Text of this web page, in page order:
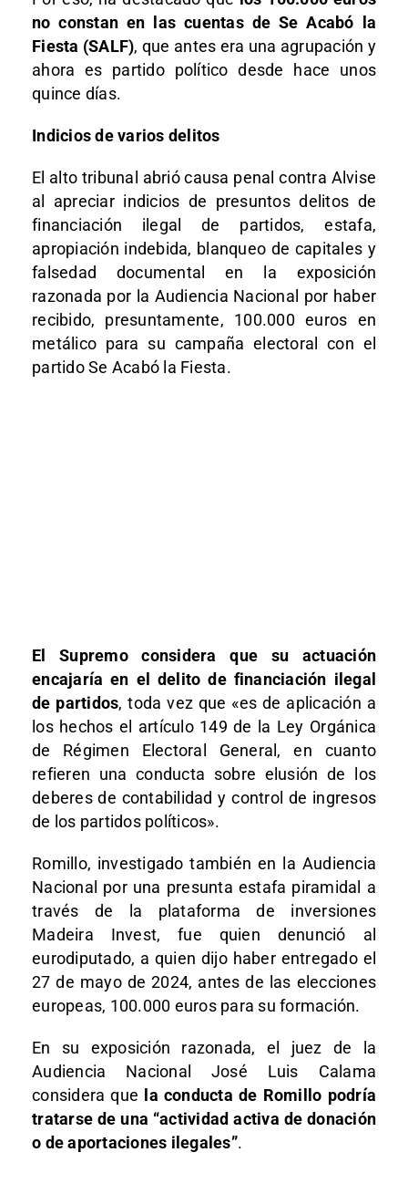
no constan en las cuentas de Se Acabó la
Fiesta (SALF), que antes era una agrupación y
ahora es partido político desde hace unos
quince días.
Indicios de varios delitos
El alto tribunal abrió causa penal contra Alvise
al apreciar indicios de presuntos delitos de
financiación ilegal de partidos, estafa,
apropiación indebida, blanqueo de capitales y
falsedad documental en la exposición
razonada por la Audiencia Nacional por haber
recibido, presuntamente, 100.000 euros en
metálico para su campaña electoral con el
partido Se Acabó la Fiesta.
El Supremo considera que su actuación
encajaría en el delito de financiación ilegal
de partidos, toda vez que «es de aplicación a
los hechos el artículo 149 de la Ley Orgánica
de Régimen Electoral General, en cuanto
refieren una conducta sobre elusión de los
deberes de contabilidad y control de ingresos
de los partidos políticos».
Romillo, investigado también en la Audiencia
Nacional por una presunta estafa piramidal a
través de la plataforma de inversiones
Madeira Invest, fue quien denunció al
eurodiputado, a quien dijo haber entregado el
27 de mayo de 2024, antes de las elecciones
europeas, 100.000 euros para su formación.
En su exposición razonada, el juez de la
Audiencia Nacional José Luis Calama
considera que
la conducta de Romillo podría
tratarse de una “actividad activa de donación
o de aportaciones ilegales”.